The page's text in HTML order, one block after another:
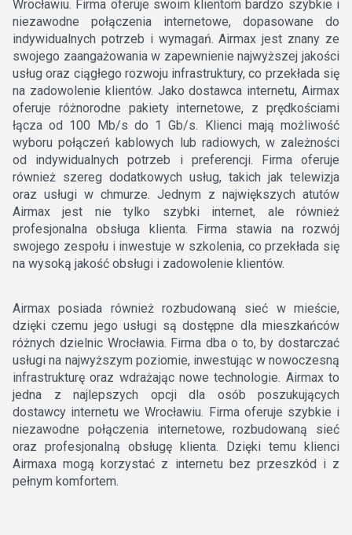
Wrocławiu. Firma oferuje swoim klientom bardzo szybkie i
niezawodne połączenia internetowe, dopasowane do
indywidualnych potrzeb i wymagań. Airmax jest znany ze
swojego zaangażowania w zapewnienie najwyższej jakości
usług oraz ciągłego rozwoju infrastruktury, co przekłada się
na zadowolenie klientów. Jako dostawca internetu, Airmax
oferuje różnorodne pakiety internetowe, z prędkościami
łącza od 100 Mb/s do 1 Gb/s. Klienci mają możliwość
wyboru połączeń kablowych lub radiowych, w zależności
od indywidualnych potrzeb i preferencji. Firma oferuje
również szereg dodatkowych usług, takich jak telewizja
oraz usługi w chmurze. Jednym z największych atutów
Airmax jest nie tylko szybki internet, ale również
profesjonalna obsługa klienta. Firma stawia na rozwój
swojego zespołu i inwestuje w szkolenia, co przekłada się
na wysoką jakość obsługi i zadowolenie klientów.
Airmax posiada również rozbudowaną sieć w mieście,
dzięki czemu jego usługi są dostępne dla mieszkańców
różnych dzielnic Wrocławia. Firma dba o to, by dostarczać
usługi na najwyższym poziomie, inwestując w nowoczesną
infrastrukturę oraz wdrażając nowe technologie. Airmax to
jedna z najlepszych opcji dla osób poszukujących
dostawcy internetu we Wrocławiu. Firma oferuje szybkie i
niezawodne połączenia internetowe, rozbudowaną sieć
oraz profesjonalną obsługę klienta. Dzięki temu klienci
Airmaxa mogą korzystać z internetu bez przeszkód i z
pełnym komfortem.